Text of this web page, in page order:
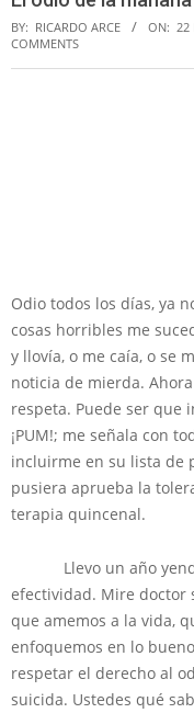
BY: RICARDO ARCE ON: 22
COMMENTS
Odio todos los días, ya
cosas horribles me
y llovía, o me caía, o se
noticia de mierda.
respeta. Puede ser que
¡PUM!; me señala con
incluirme en su lista de
pusiera aprueba la
terapia quincenal.
Llevo un año yendo
efectividad. Mire doctor
que amemos a la vida,
enfoquemos en lo
respetar el derecho al
suicida. Ustedes qué